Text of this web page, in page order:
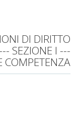
DI DIRITTO
SEZIONE I ---
COMPETENZA